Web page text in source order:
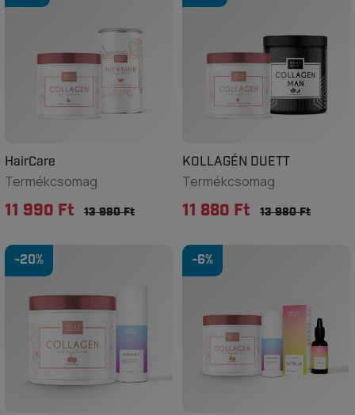
HairCare
Termékcsomag
11 990 Ft 13 980 Ft
KOLLAGÉN DUETT
Termékcsomag
11 880 Ft 13 980 Ft
-20% -6%